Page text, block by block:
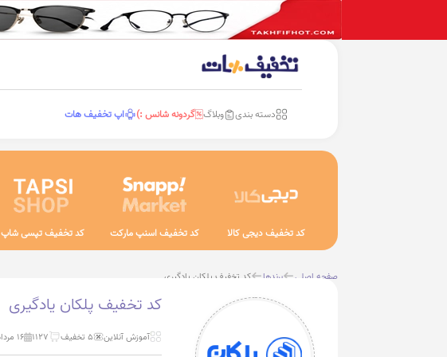
دسته بندی وبلاگ گردونه شانس :) اپ تخفیف هات
کد تخفیف دیجی کالا کد تخفیف اسنپ مارکت کد تخفیف تپسی شاپ
صفحه اصلی برندها کد تخفیف پلکان یادگیری
کد تخفیف پلکان یادگیری
آموزش آنلاین 5 تخفیف 1127 ۱۶ مرداد ۱۴۰۵ ساعت ۱۰:۴۱